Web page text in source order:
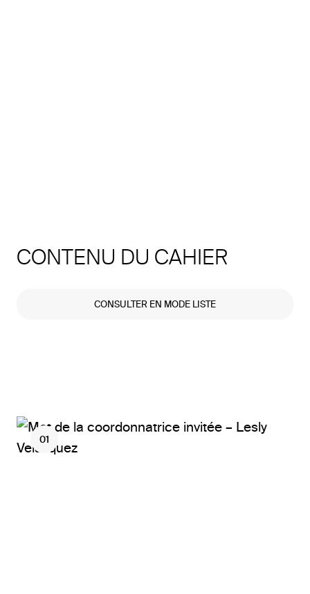
CONTENU DU CAHIER
CONSULTER EN MODE LISTE
01